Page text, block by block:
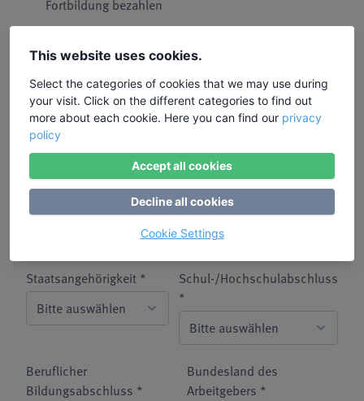
Fortbildung bezahlen
Freistellung zu diesem
Bildungsurlaub bereits
zugestimmt. *
Alter *
Beschäftigungssektor *
Staatsangehörigkeit *
Schul-/Hochschulabschluss
*
Beruflicher
Bildungsabschluss *
Bundesland des
Arbeitgebers *
This website uses cookies.
Select the categories of cookies that we may use during
your visit. Click on the different categories to find out
more about each cookie. Here you can find our privacy
policy
Accept all cookies
Decline all cookies
Cookie Settings